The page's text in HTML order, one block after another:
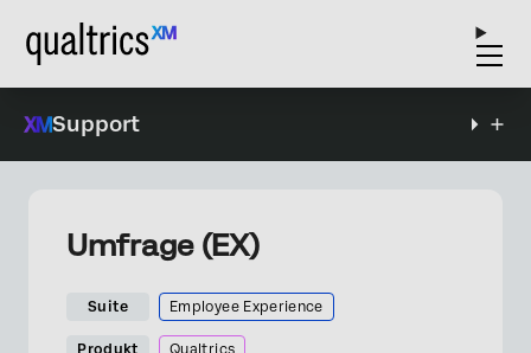
Support
Umfrage (EX)
Suite Employee Experience
Produkt Qualtrics